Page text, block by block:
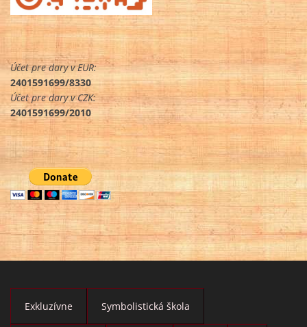
Účet pre dary v EUR:
2401591699/8330
Účet pre dary v CZK:
2401591699/2010
Exkluzívne Symbolistická škola